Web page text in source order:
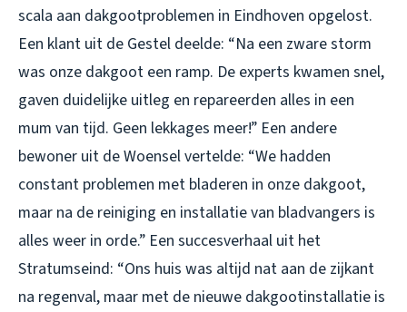
scala aan dakgootproblemen in Eindhoven opgelost.
Een klant uit de Gestel deelde: “Na een zware storm
was onze dakgoot een ramp. De experts kwamen snel,
gaven duidelijke uitleg en repareerden alles in een
mum van tijd. Geen lekkages meer!” Een andere
bewoner uit de Woensel vertelde: “We hadden
constant problemen met bladeren in onze dakgoot,
maar na de reiniging en installatie van bladvangers is
alles weer in orde.” Een succesverhaal uit het
Stratumseind: “Ons huis was altijd nat aan de zijkant
na regenval, maar met de nieuwe dakgootinstallatie is